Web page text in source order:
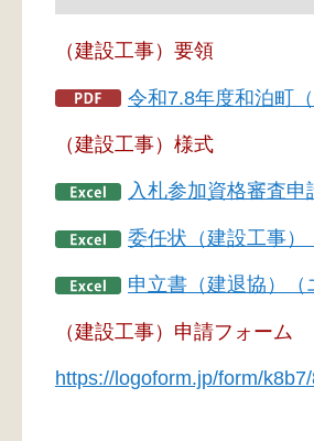
（建設工事）要領
令和7.8年度和泊町
（建設工事）様式
入札参加資格審査申
委任状（建設工事）
申立書（建退協）（
（建設工事）申請フォーム
https://logoform.jp/form/